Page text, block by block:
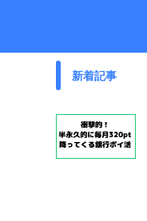
新着記事